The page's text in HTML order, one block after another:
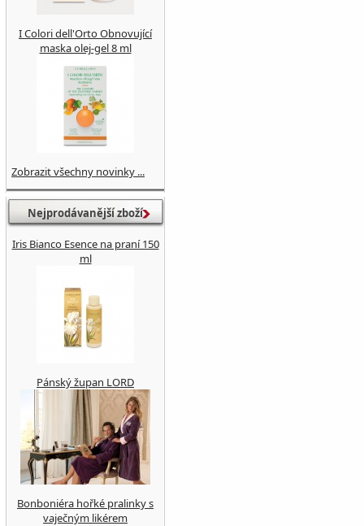
I Colori dell'Orto Obnovující
maska ​​olej-gel 8 ml
Zobrazit všechny novinky ...
Nejprodávanější zboží
Iris Bianco Esence na praní 150
ml
Pánský župan LORD
Bonboniéra hořké pralinky s
vaječným likérem